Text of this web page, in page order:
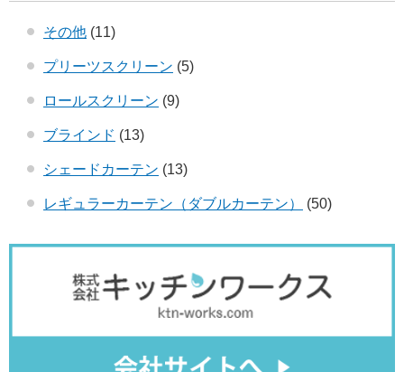
その他 (11)
プリーツスクリーン (5)
ロールスクリーン (9)
ブラインド (13)
シェードカーテン (13)
レギュラーカーテン（ダブルカーテン） (50)